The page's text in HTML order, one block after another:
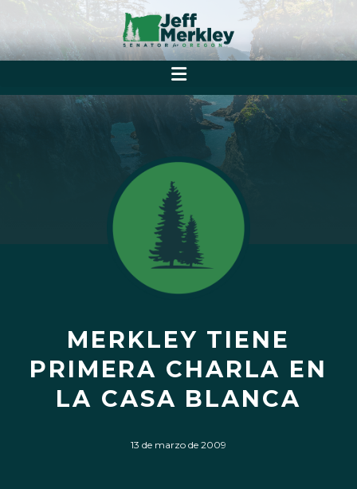
MERKLEY TIENE
PRIMERA CHARLA EN
LA CASA BLANCA
13 de marzo de 2009